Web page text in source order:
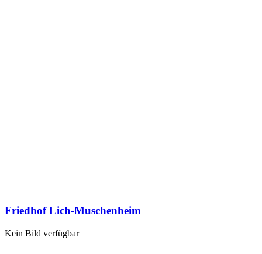
Friedhof Lich-Muschenheim
Kein Bild verfügbar